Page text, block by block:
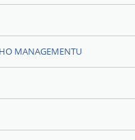
MANAGEMENTU